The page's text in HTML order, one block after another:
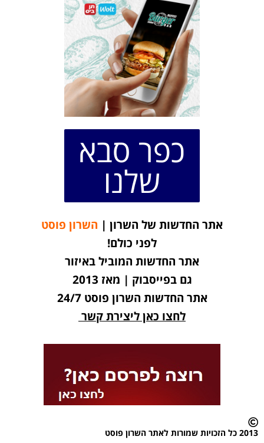
כפר סבא
שלנו
אתר החדשות של השרון | השרון פוסט
לפני כולם!
אתר החדשות המוביל באיזור
גם בפייסבוק | מאז 2013
אתר החדשות השרון פוסט 24/7
לחצו כאן ליצירת קשר
2013 כל הזכויות שמורות לאתר השרון פוסט